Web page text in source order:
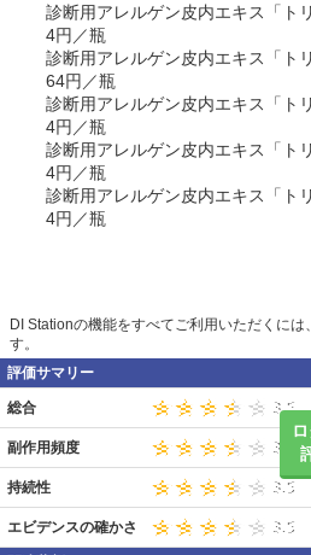
診断用アレルゲン皮内エキス「ト
4円／瓶
診断用アレルゲン皮内エキス「ト
64円／瓶
診断用アレルゲン皮内エキス「ト
4円／瓶
診断用アレルゲン皮内エキス「ト
4円／瓶
診断用アレルゲン皮内エキス「ト
4円／瓶
DI Stationの機能をすべてご利用いただくには、
す。
評価サマリー
総合
副作用頻度
持続性
エビデンスの確かさ